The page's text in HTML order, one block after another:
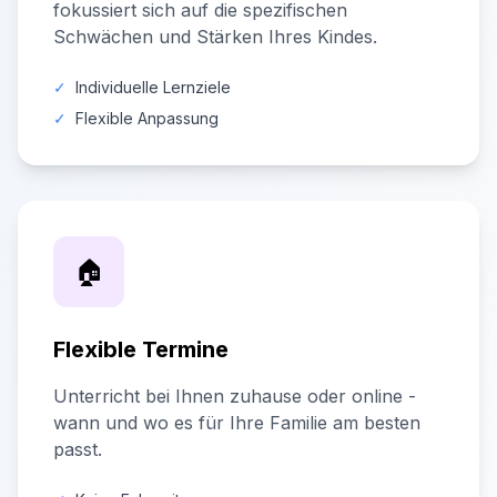
fokussiert sich auf die spezifischen
Schwächen und Stärken Ihres Kindes.
✓ Individuelle Lernziele
✓ Flexible Anpassung
🏠
Flexible Termine
Unterricht bei Ihnen zuhause oder online -
wann und wo es für Ihre Familie am besten
passt.